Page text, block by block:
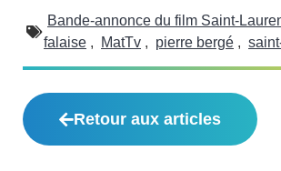
Bande-annonce du film Saint-
falaise , MatTv , pierre bergé ,
Retour aux articles